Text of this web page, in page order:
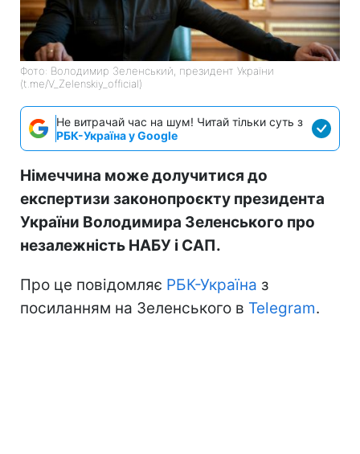
Фото: Володимир Зеленський, президент України
(t.me/V_Zelenskiy_official)
Не витрачай час на шум! Читай тільки суть з
РБК-Україна у Google
Німеччина може долучитися до
експертизи законопроєкту президента
України Володимира Зеленського про
незалежність НАБУ і САП.
Про це повідомляє РБК-Україна з
посиланням на Зеленського в Telegram.